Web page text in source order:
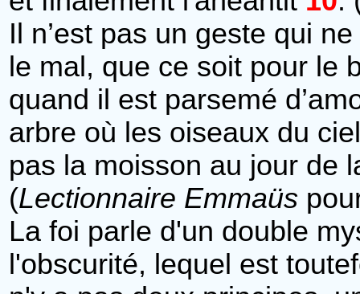
Il n’est pas un geste qui
le mal, que ce soit pour le
quand il est parsemé
arbre où les oiseaux du
pas la moisson au jour de
(Lectionnaire Emmaüs
La foi parle d'un double
l'obscurité, lequel est